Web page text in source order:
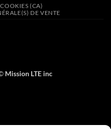
(CA)
DE VENTE
Mission LTE inc